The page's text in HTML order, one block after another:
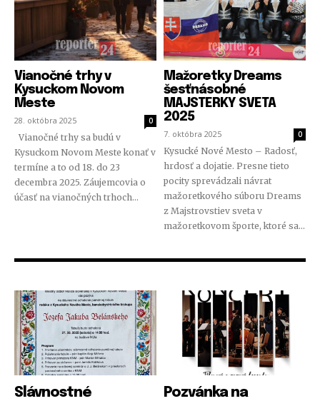
Vianočné trhy v
Kysuckom Novom
Meste
28. októbra 2025 0
Kysuckom Novom Meste konať v
termíne a to od 18. do 23
decembra 2025. Záujemcovia o
účasť na vianočných trhoch...
Mažoretky Dreams
šesťnásobné
MAJSTERKY SVETA
2025
7. októbra 2025 0
Kysucké Nové Mesto – Radosť,
hrdosť a dojatie. Presne tieto
pocity sprevádzali návrat
mažoretkového súboru Dreams
z Majstrovstiev sveta v
mažoretkovom športe, ktoré sa...
Slávnostné
Pozvánka na